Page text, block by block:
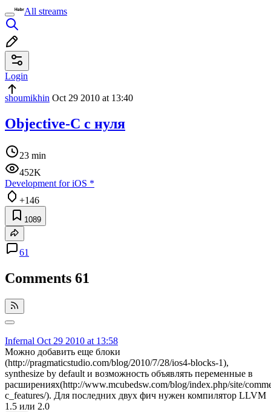
All streams
Login
shoumikhin Oct 29 2010 at 13:40
Objective-C с нуля
23 min
452K
Development for iOS *
+146
1089
61
Comments 61
Infernal Oct 29 2010 at 13:58
Можно добавить еще блоки
(http://pragmaticstudio.com/blog/2010/7/28/ios4-blocks-1),
synthesize by default и возможность объявлять переменные в
расширениях(http://www.mcubedsw.com/blog/index.php/site/
c_features/). Для последних двух фич нужен компилятор LLVM
1.5 или 2.0